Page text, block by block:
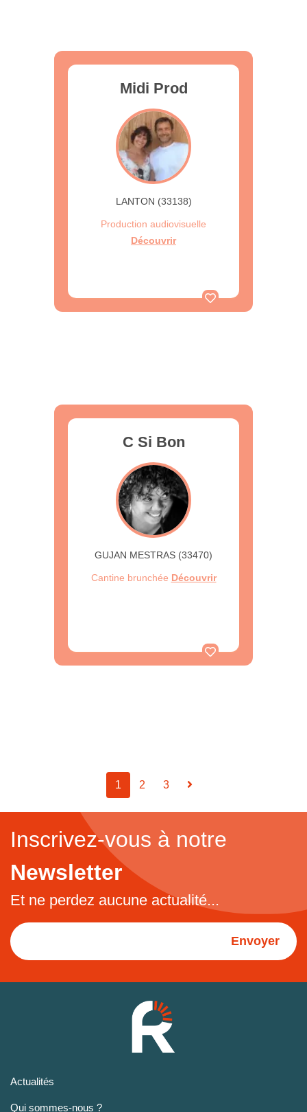
Midi Prod
LANTON (33138)
Production audiovisuelle
Découvrir
C Si Bon
GUJAN MESTRAS (33470)
Cantine brunchée Découvrir
1 2 3
Inscrivez-vous à notre
Newsletter
Et ne perdez aucune actualité...
Envoyer
Actualités
Qui sommes-nous ?